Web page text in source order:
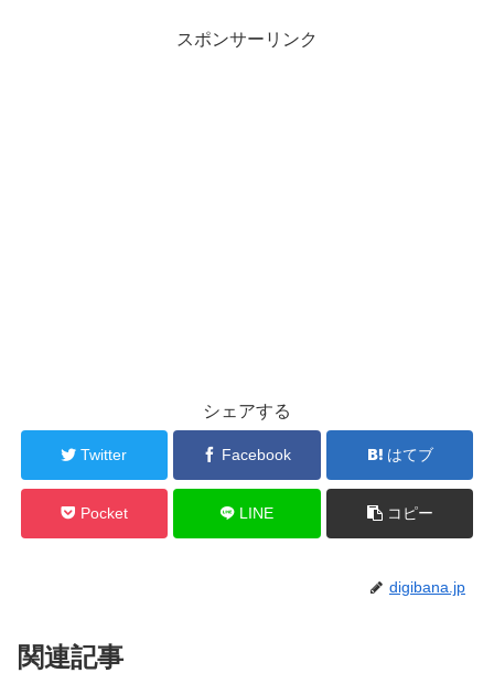
スポンサーリンク
シェアする
Twitter Facebook はてブ
Pocket LINE コピー
digibana.jp
関連記事